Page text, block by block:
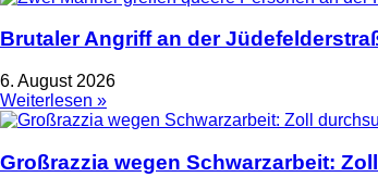
Brutaler Angriff an der
6. August 2026
Weiterlesen »
Großrazzia wegen Schwarzarbeit: